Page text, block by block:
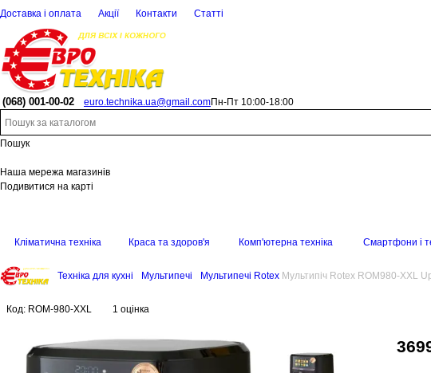
Доставка і оплата Акції Контакти Статті
(068) 001-00-02 euro.technika.ua@gmail.comПн-Пт 10:00-18:00
Пошук
Наша мережа магазинів
Подивитися на карті
Кліматична техніка Краса та здоров'я Комп'ютерна техніка Смартфони і
Техніка для кухні Мультипечі Мультипечі Rotex Мультипіч Rotex ROM980-XXL
Код: ROM-980-XXL 1 оцінка